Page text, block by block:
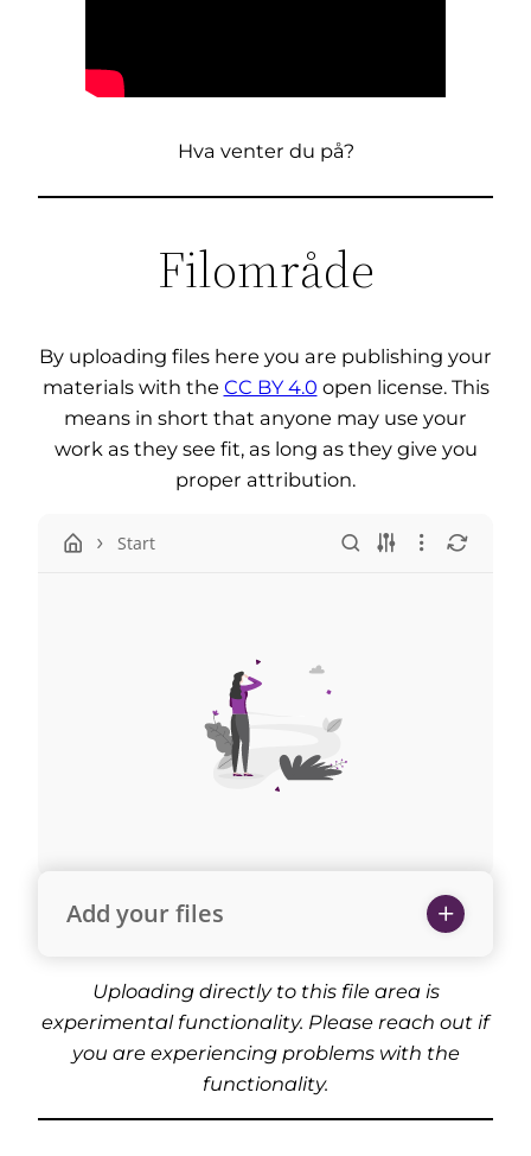
Hva venter du på?
Filområde
By uploading files here you are publishing your
materials with the CC BY 4.0 open license. This
means in short that anyone may use your
work as they see fit, as long as they give you
proper attribution.
Start
Add your files
Uploading directly to this file area is
experimental functionality. Please reach out if
you are experiencing problems with the
functionality.